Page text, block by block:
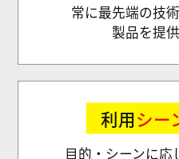
常に最先端の技
製品を提
利用シー
目的・シーンに応